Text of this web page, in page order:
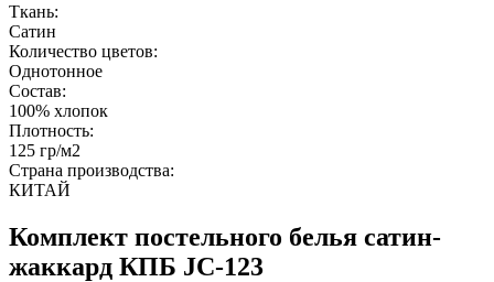
Ткань:
Сатин
Количество цветов:
Однотонное
Состав:
100% хлопок
Плотность:
125 гр/м2
Страна производства:
КИТАЙ
Комплект постельного белья сатин-
жаккард КПБ JC-123